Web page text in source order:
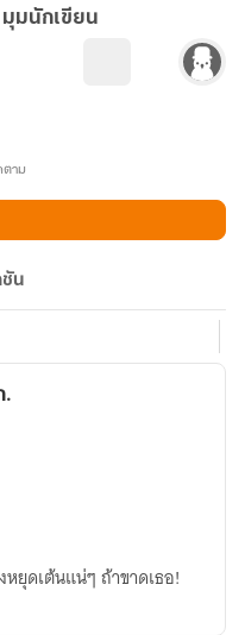
มุมนักเขียน
าม
ชัน
.
ยุดเต้นแน่ๆ ถ้าขาดเธอ!